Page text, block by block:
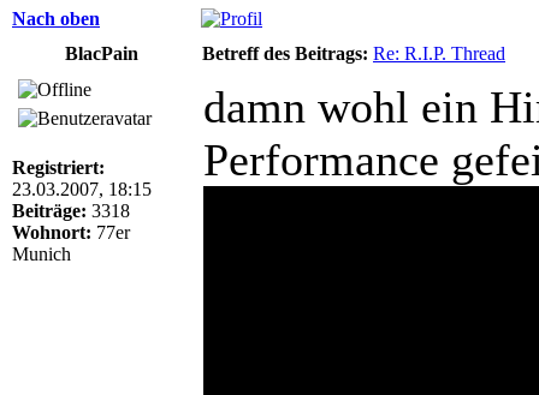
Nach oben
BlacPain
Betreff des Beitrags: Re: R.I.P. Thread
Registriert:
23.03.2007, 18:15
Beiträge: 3318
Wohnort: 77er
Munich
damn wohl ein
Performance